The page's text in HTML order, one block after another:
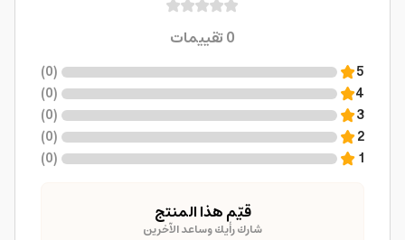
0تقييمات
5
(
0
)
4
(
0
)
3
(
0
)
2
(
0
)
1
(
0
)
قيّم هذا المنتج
شارك رأيك وساعد الآخرين